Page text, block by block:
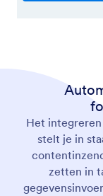
Het
stelt je in
zetten in